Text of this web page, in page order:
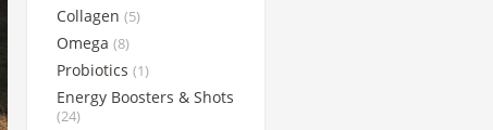
Collagen (5)
Omega (8)
Probiotics (1)
Energy Boosters & Shots
(24)